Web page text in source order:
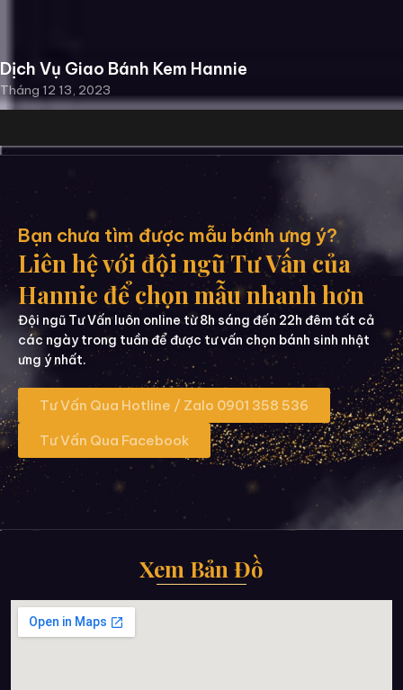
Dịch Vụ Giao Bánh Kem Hannie
Tháng 12 13, 2023
Bạn chưa tìm được mẫu bánh ưng ý?
Liên hệ với đội ngũ Tư Vấn của
Hannie để chọn mẫu nhanh hơn
Đội ngũ Tư Vấn luôn online từ 8h sáng đến 22h đêm tất cả
các ngày trong tuần để được tư vấn chọn bánh sinh nhật
ưng ý nhất.
Tư Vấn Qua Hotline / Zalo 0901 358 536
Tư Vấn Qua Facebook
Xem Bản Đồ